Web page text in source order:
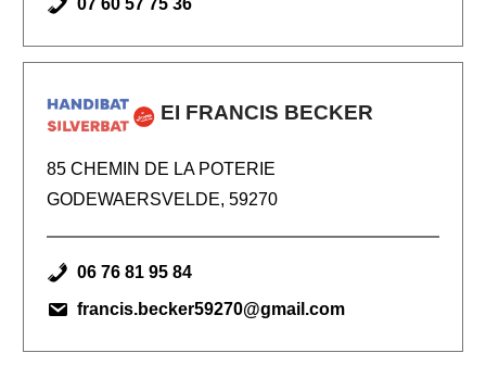
EI FRANCIS BECKER
85 CHEMIN DE LA POTERIE
GODEWAERSVELDE, 59270
06 76 81 95 84
francis.becker59270@gmail.com